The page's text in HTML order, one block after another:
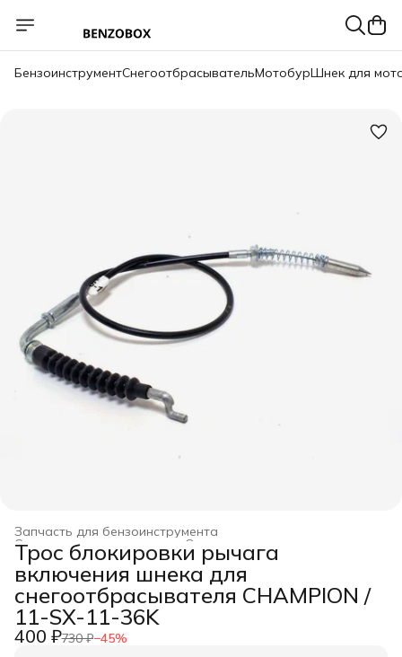
БензоинструментСнегоотбрасывательМотобурШнек для
Запчасть для бензоинструмента
Оснастка для инструмента
Строительство и ремонт
Главная ›
Трос блокировки рычага
включения шнека для
снегоотбрасывателя CHAMPION /
11-SX-11-36K
400 ₽730 ₽−45%